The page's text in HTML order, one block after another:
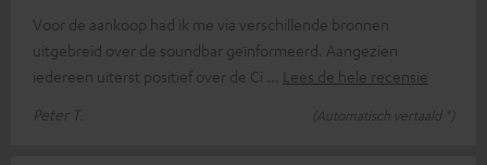
Voor de aankoop had ik me via verschillende bronnen
uitgebreid over de soundbar geïnformeerd. Aangezien
iedereen uiterst positief over de Ci
Lees de hele recensie
Peter T.
(Automatisch vertaald *)